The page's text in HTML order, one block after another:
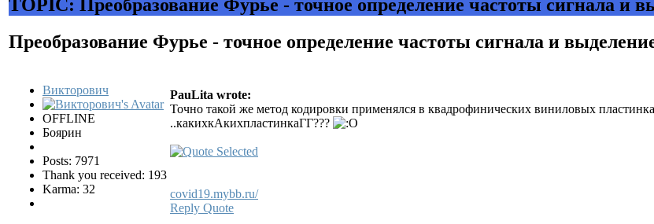
TOPIC: Преобразование Фурье - точное определение частоты сигнала и
Преобразование Фурье - точное определение частоты сигнала и
Викторович
OFFLINE
Боярин
Posts: 7971
Thank you received: 193
Karma: 32
PauLita wrote:
Точно такой же метод кодировки применялся в квадрофинических виниловых
..какихкАкихпластинкаГГ???
covid19.mybb.ru/
Reply Quote